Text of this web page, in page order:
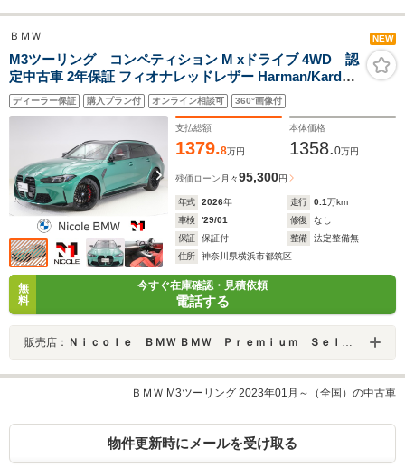
ＢＭＷ NEW
M3ツーリング コンペティション M xドライブ 4WD 認
定中古車 2年保証 フィオナレッドレザー Harman/Kardon
19インチAW アクティブクルーズコントロール パドルシ
フト 全周囲カメラ 前後センサー アダプティブLED 衝突
軽減 車線逸脱 ヘッドアップディスプレイ USB
ディーラー保証 購入プラン付 オンライン相談可 360°画像付
支払総額
1379.8万円
本体価格
1358.0万円
残価ローン 月々95,300円
年式 2026年 走行 0.1万km
車検
'29/01 修復
なし
保証
保証付 整備
法定整備無
住所
神奈川県横浜市都筑区
無
料
今すぐ在庫確認・見積依頼
電話する
販売店： Ｎｉｃｏｌｅ ＢＭＷ ＢＭＷ Ｐｒｅｍｉｕｍ Ｓｅｌｅｃｔｉｏｎ 横浜港北
ＢＭＷ M3ツーリング 2023年01月～（全国）の中古車
物件更新時にメールを受け取る